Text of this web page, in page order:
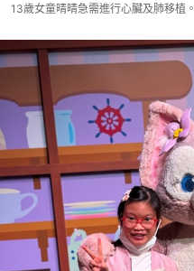
13歲女童晴晴急需進行心臟及肺移植。